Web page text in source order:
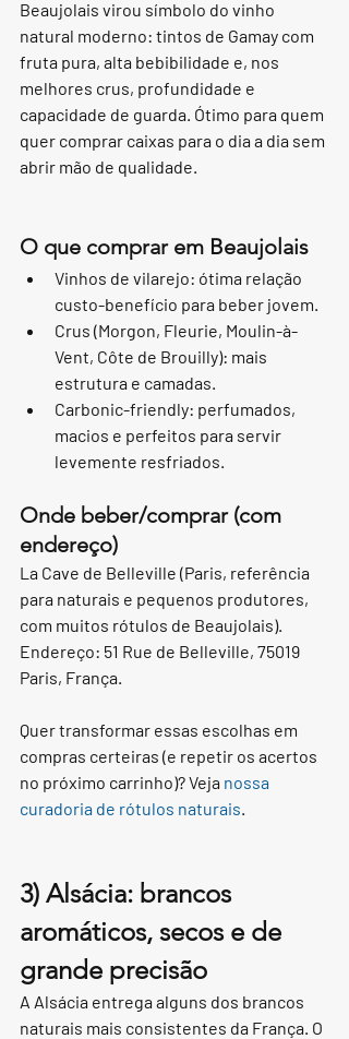
Beaujolais virou símbolo do vinho
natural moderno: tintos de Gamay com
fruta pura, alta bebibilidade e, nos
melhores crus, profundidade e
capacidade de guarda. Ótimo para quem
quer comprar caixas para o dia a dia sem
abrir mão de qualidade.
O que comprar em Beaujolais
Vinhos de vilarejo: ótima relação
custo-benefício para beber jovem.
Crus (Morgon, Fleurie, Moulin-à-
Vent, Côte de Brouilly): mais
estrutura e camadas.
Carbonic-friendly: perfumados,
macios e perfeitos para servir
levemente resfriados.
Onde beber/comprar (com
endereço)
La Cave de Belleville (Paris, referência
para naturais e pequenos produtores,
com muitos rótulos de Beaujolais).
Endereço: 51 Rue de Belleville, 75019
Paris, França.
Quer transformar essas escolhas em
compras certeiras (e repetir os acertos
no próximo carrinho)? Veja nossa
curadoria de rótulos naturais.
3) Alsácia: brancos
aromáticos, secos e de
grande precisão
A Alsácia entrega alguns dos brancos
naturais mais consistentes da França. O